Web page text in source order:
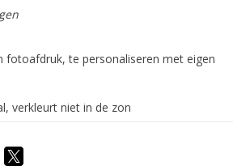
fotoafdruk, te personaliseren met eigen
verkleurt niet in de zon